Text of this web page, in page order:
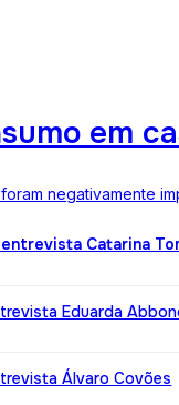
em
negativamente
Catarina
Eduarda
Álvaro Covões